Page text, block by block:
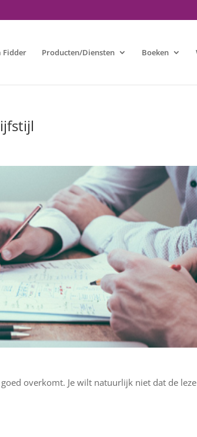
Fidder Producten/Diensten Boeken
overkomt. Je wilt natuurlijk niet dat de